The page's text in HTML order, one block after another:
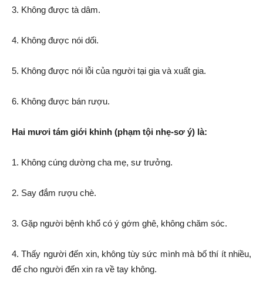
3. Không được tà dâm.
4. Không được nói dối.
5. Không được nói lỗi của người tại gia và xuất gia.
6. Không được bán rượu.
Hai mươi tám giới khinh (phạm tội nhẹ-sơ ý) là:
1. Không cúng dường cha mẹ, sư trưởng.
2. Say đắm rượu chè.
3. Gặp người bệnh khổ có ý gớm ghê, không chăm sóc.
4. Thấy người đến xin, không tùy sức mình mà bố thí ít nhiều,
để cho người đến xin ra về tay không.